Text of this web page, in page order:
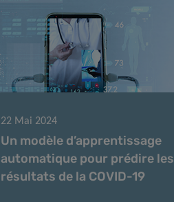
22 Mai 2024
Un modèle d’apprentissage
automatique pour prédire les
résultats de la COVID-19